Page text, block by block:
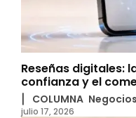
Reseñas digitales:
confianza y el
▏ COLUMNA
julio 17, 2026